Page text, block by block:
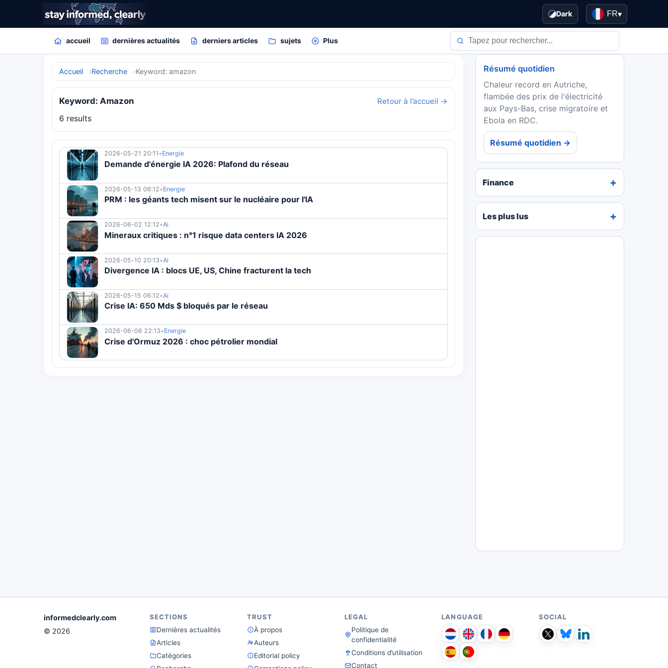
Dark FR▾
accueil dernières actualités derniers articles sujets Plus
Accueil Recherche Keyword: amazon
Keyword: Amazon Retour à l’accueil →
6 results
2026-05-21 20:11 •Energie
Demande d'énergie IA 2026: Plafond du réseau
2026-05-13 06:12•Energie
PRM : les géants tech misent sur le nucléaire pour l'IA
2026-06-02 12:12•Ai
Mineraux critiques : n°1 risque data centers IA 2026
2026-05-10 20:13•Ai
Divergence IA : blocs UE, US, Chine fracturent la tech
2026-05-15 06:12•Ai
Crise IA: 650 Mds $ bloqués par le réseau
2026-06-06 22:13•Energie
Crise d'Ormuz 2026 : choc pétrolier mondial
Résumé quotidien
Chaleur record en Autriche,
flambée des prix de l'électricité
aux Pays-Bas, crise migratoire et
Ebola en RDC.
Résumé quotidien →
Finance
Les plus lus
informedclearly.com
© 2026
SECTIONS
Dernières actualités
Articles
Catégories
TRUST
À propos
Auteurs
Editorial policy
LEGAL
Politique de
confidentialité
Conditions d’utilisation
Contact
LANGUAGE SOCIAL